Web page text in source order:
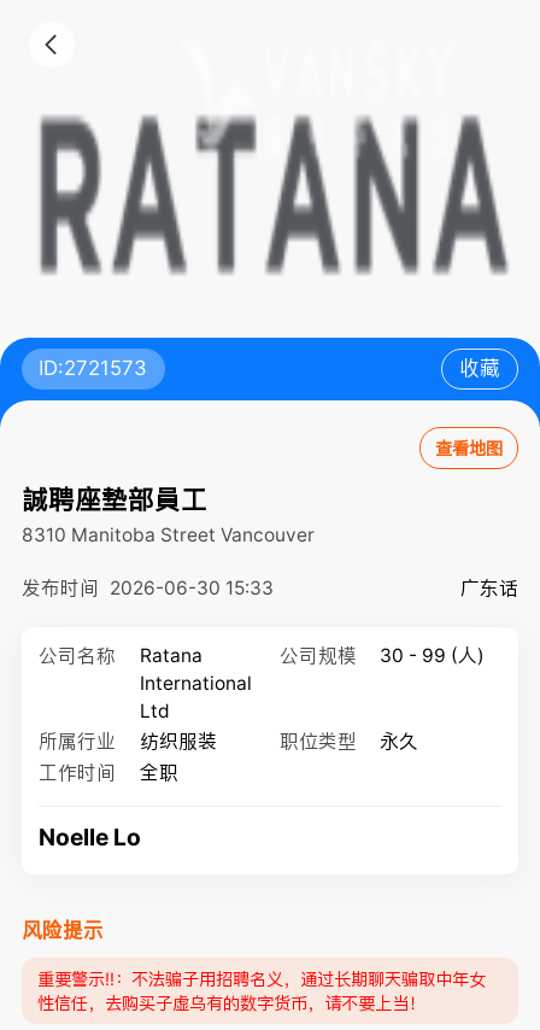
ID:2721573 收藏
查看地图
誠聘座墊部員工
8310 Manitoba Street Vancouver
发布时间 2026-06-30 15:33 广东话
公司名称
Ratana
International
Ltd
公司规模 30 - 99 (人)
所属行业 纺织服装 职位类型
永久
工作时间
全职
Noelle Lo
风险提示
重要警示‼️：不法骗子用招聘名义，通过长期聊天骗取中年女
性信任，去购买子虚乌有的数字货币，请不要上当！